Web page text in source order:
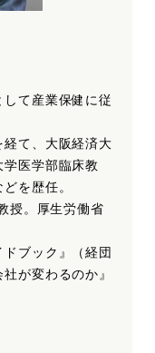
して産業保健に従
経て、大阪経済大
医学部臨床教
を歴任。
授。厚生労働省
ブック』（経団
が変わるのか』